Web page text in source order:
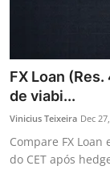
FX Loan
de viabi...
Vinicius Teixeira Dec
Compare FX Loan
do CET após